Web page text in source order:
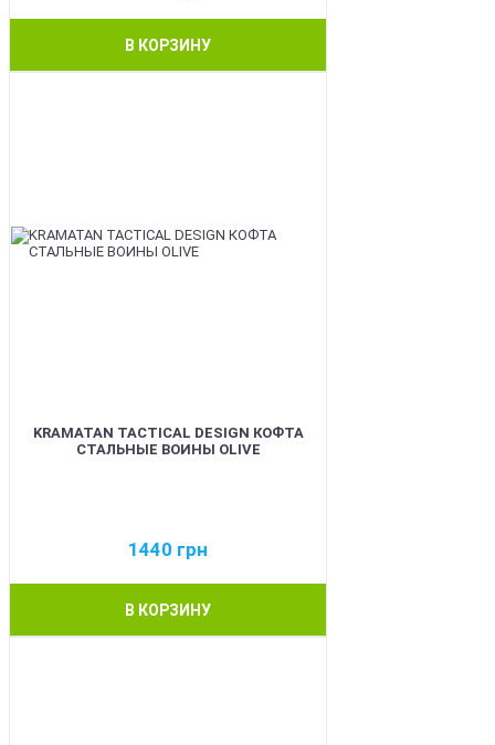
В КОРЗИНУ
KRAMATAN TACTICAL DESIGN КОФТА
СТАЛЬНЫЕ ВОИНЫ OLIVE
1440 грн
В КОРЗИНУ